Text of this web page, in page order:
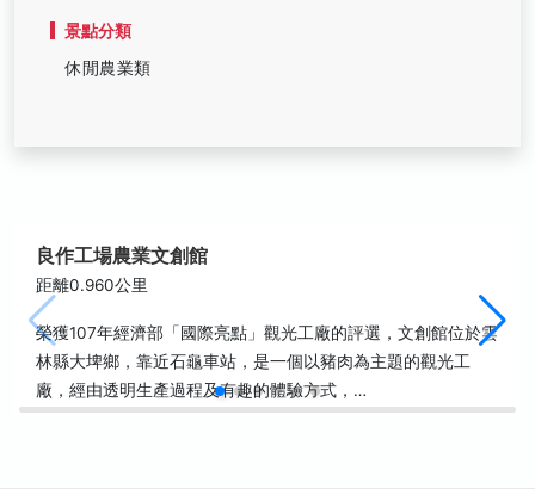
景點分類
休閒農業類
良作工場農業文創館
距離0.960公里
榮獲107年經濟部「國際亮點」觀光工廠的評選，文創館位於雲
林縣大埤鄉，靠近石龜車站，是一個以豬肉為主題的觀光工
廠，經由透明生產過程及有趣的體驗方式，…